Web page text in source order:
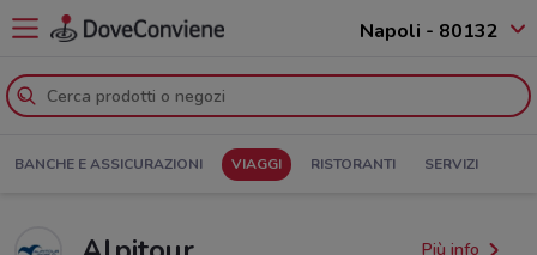
Napoli - 80132
BANCHE E ASSICURAZIONI VIAGGI RISTORANTI SERVIZI
Più info